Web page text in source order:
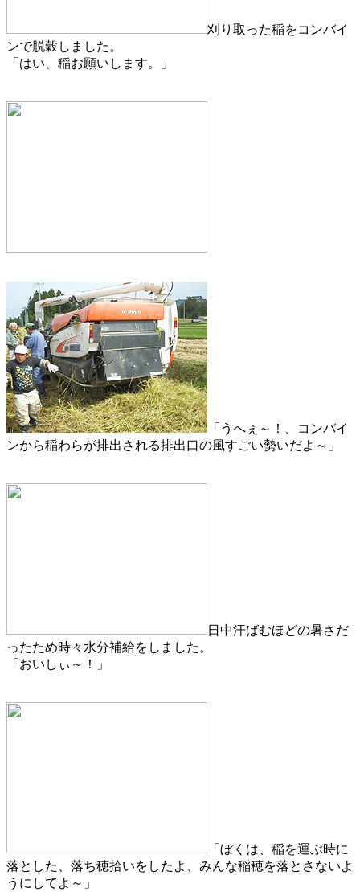
刈り取った稲をコンバイ
ンで脱穀しました。
「はい、稲お願いします。」
「うへぇ～！、コンバイ
ンから稲わらが排出される排出口の風すごい勢いだよ～」
日中汗ばむほどの暑さだ
ったため時々水分補給をしました。
「おいしぃ～！」
「ぼくは、稲を運ぶ時に
落とした、落ち穂拾いをしたよ、みんな稲穂を落とさないよ
うにしてよ～」